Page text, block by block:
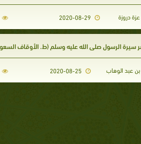
دروزة 2020-08-29
سيرة الرسول صلى الله عليه وسلم (ط. الأوقاف
عبد الوهاب 2020-08-25